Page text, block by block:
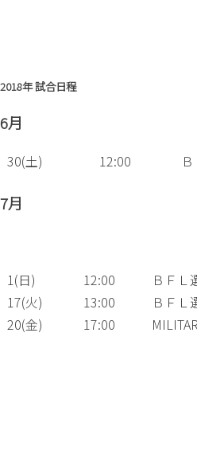
2018年 試合日程
6月
30(土) 12:00
7月
1(日) 12:00 ＢＦＬ
17(火)
13:00 ＢＦＬ
20(金)
17:00